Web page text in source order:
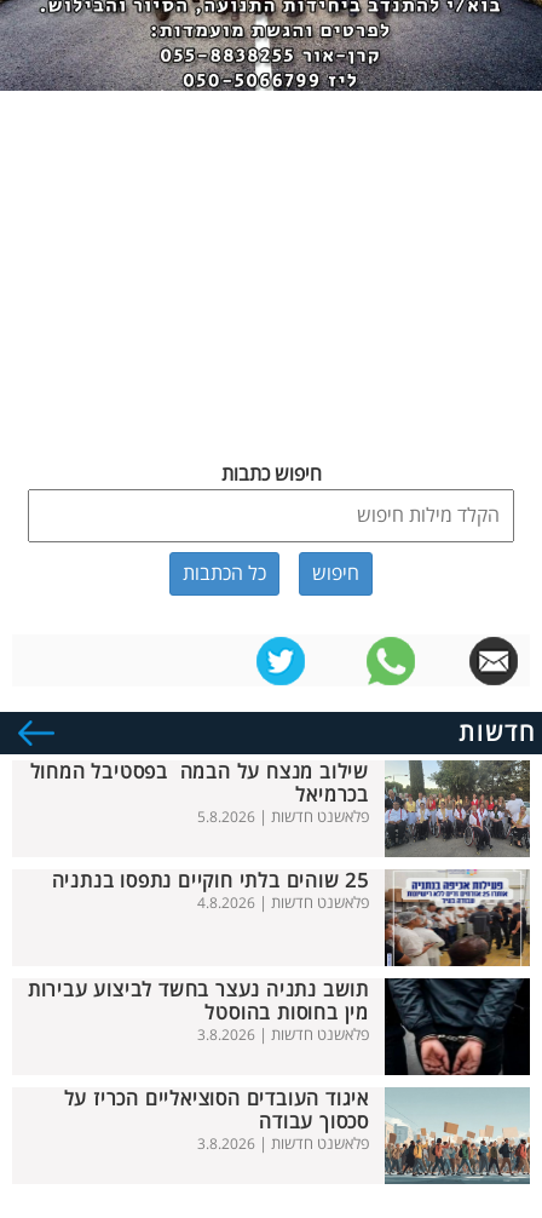
חיפוש כתבות
כל הכתבות
חדשות
שילוב מנצח על הבמה בפסטיבל המחול
בכרמיאל
פלאשנט חדשות | 5.8.2026
25 שוהים בלתי חוקיים נתפסו בנתניה
פלאשנט חדשות | 4.8.2026
תושב נתניה נעצר בחשד לביצוע עבירות
מין בחוסות בהוסטל
פלאשנט חדשות | 3.8.2026
איגוד העובדים הסוציאליים הכריז על
סכסוך עבודה
פלאשנט חדשות | 3.8.2026